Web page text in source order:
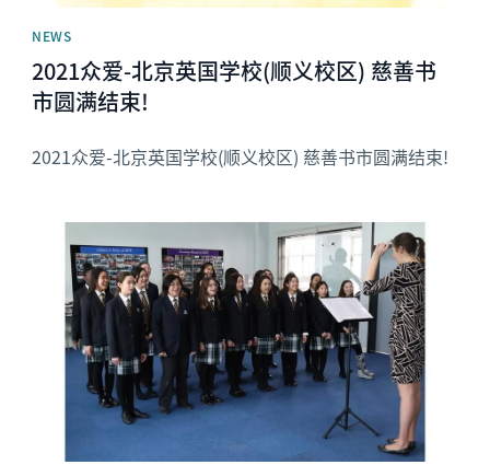
NEWS
2021众爱-北京英国学校(顺义校区) 慈善书
市圆满结束!
2021众爱-北京英国学校(顺义校区) 慈善书市圆满结束!